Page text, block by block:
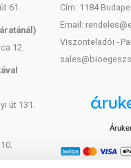
61.
12.
út 131.
Cím: 1184
Email:
Viszonteladói -